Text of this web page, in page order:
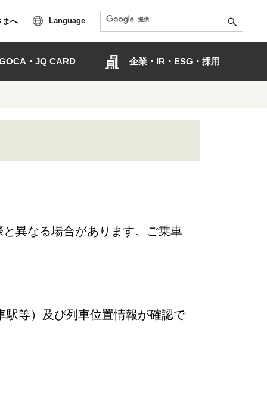
まへ Language
・JQ CARD 企業・IR・ESG・採用
異なる場合があります。ご乗車
駅等）及び列車位置情報が確認で